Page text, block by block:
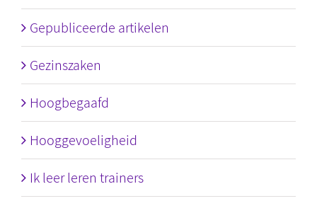
Gepubliceerde artikelen
Gezinszaken
Hoogbegaafd
Hooggevoeligheid
Ik leer leren trainers